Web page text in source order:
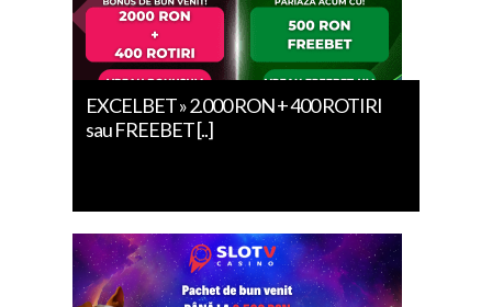
EXCELBET » 2.000 RON + 400 ROTIRI
sau FREEBET [..]